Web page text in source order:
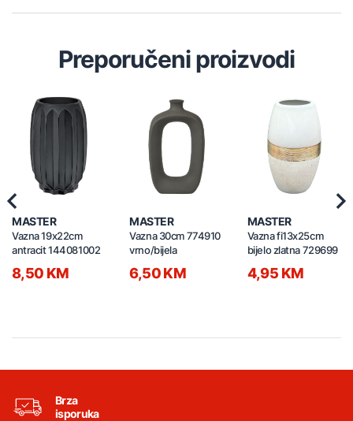
Preporučeni proizvodi
MASTER
Vazna 19x22cm
antracit 144081002
8,50 KM
MASTER
Vazna 30cm 774910
vrno/bijela
6,50 KM
MASTER
Vazna fi13x25cm
bijelo zlatna 729699
4,95 KM
Previous
Brza
isporuka